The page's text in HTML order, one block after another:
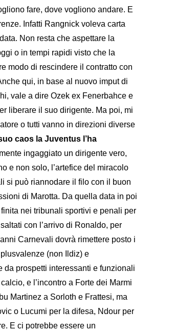
fare, dove vogliono andare. E
Infatti Rangnick voleva carta
Non resta che aspettare la
o in tempi rapidi visto che la
modo di rescindere il contratto con
qui, in base al nuovo imput di
vale a dire Ozek ex Fenerbahce e
liberare il suo dirigente. Ma poi, mi
o tutti vanno in direzioni diverse
caos la Juventus l’ha
ingaggiato un dirigente vero,
e non solo, l’artefice del miracolo
si può riannodare il filo con il buon
di Marotta. Da quella data in poi
nei tribunali sportivi e penali per
con l’arrivo di Ronaldo, per
Carnevali dovrà rimettere posto i
(non Ildiz) e
da prospetti interessanti e funzionali
e l’incontro a Forte dei Marmi
Martinez a Sorloth e Frattesi, ma
o Lucumi per la difesa, Ndour per
E ci potrebbe essere un